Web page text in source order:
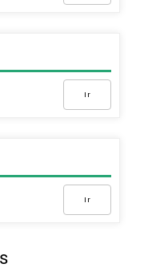
Ir
Ir